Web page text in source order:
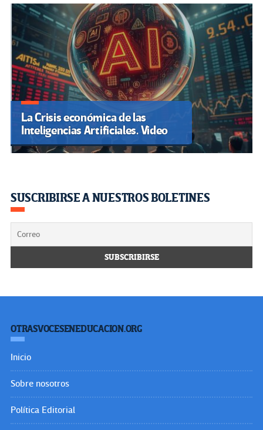
La Crisis económica de las
Inteligencias Artificiales. Video
SUSCRIBIRSE A NUESTROS BOLETINES
OTRASVOCESENEDUCACION.ORG
Inicio
Sobre nosotros
Política Editorial